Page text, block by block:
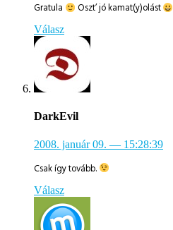
Gratula Oszt’ jó kamat(y)olást
Válasz
DarkEvil
2008. január 09. — 15:28:39
Csak így tovább.
Válasz